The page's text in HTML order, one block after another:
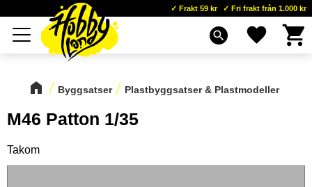
Meny
Frakt 59 kr Fri frakt från 1.000 kr
search Favoriter
Byggsatser Plastbyggsatser & Plastmodeller
M46 Patton 1/35
Takom